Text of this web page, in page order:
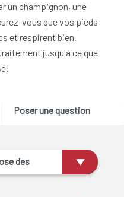
un champignon, une
vous que vos pieds
et respirent bien.
jusqu'à ce que
Poser une question
des